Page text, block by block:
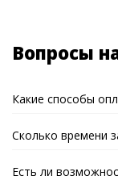
Вопросы
Какие способы
Сколько времени
Есть ли